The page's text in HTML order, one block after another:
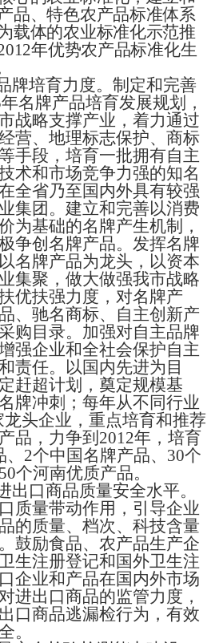
品、特色农产品标准体系
载体的农业标准化示范推
年优势农产品标准化生
牌培育力度。制定和完善
年名牌产品培育发展规划，
战略支撑产业，着力通过
营、地理标志保护、商标
手段，培育一批拥有自主
术和市场竞争力强的知名
全省乃至国内外具有较强
集团。建立和完善以消费
为基础的名牌产生机制，
争创名牌产品。发挥名牌
名牌产品为龙头，以资本
集聚，做大做强我市战略
优扶强力度，对名牌产
、驰名商标、自主创新产
购目录。加强对自主品牌
强企业和全社会保护自主
责任。以国内先进为目
赶超计划，奠定规模基
牌冲刺；每年从不同行业
龙头企业，重点培育和推荐
品，力争到 2012年，培育
2个中国名牌产品、 30个
50个河南优质产品。
出口商品质量安全水平。
质量带动作用， 引导企业
的质量、档次、科技含量
。鼓励食品、农产品生产企
生注册登记和国外卫生注
企业和产品在国内外市场
进出口商品的监管力度，
口商品逃漏检行为 ， 有效
。